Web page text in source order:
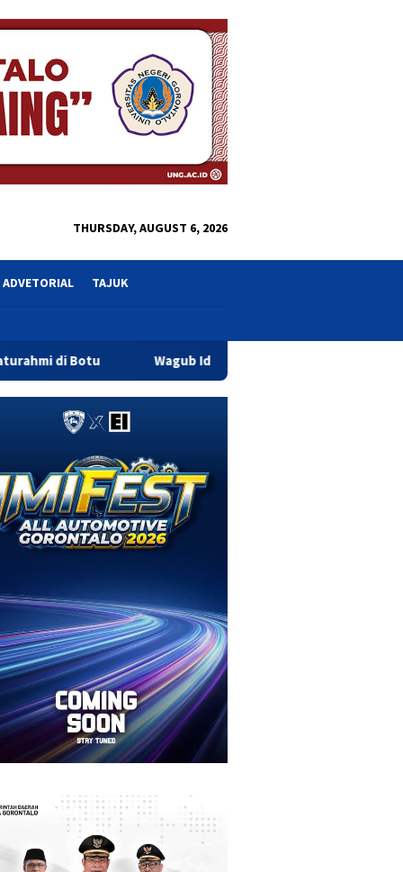
THURSDAY, AUGUST 6, 2026
ADVETORIAL TAJUK
Wagub Idah Syahidah Ingatkan Pengelola SPPG Jaga Standar